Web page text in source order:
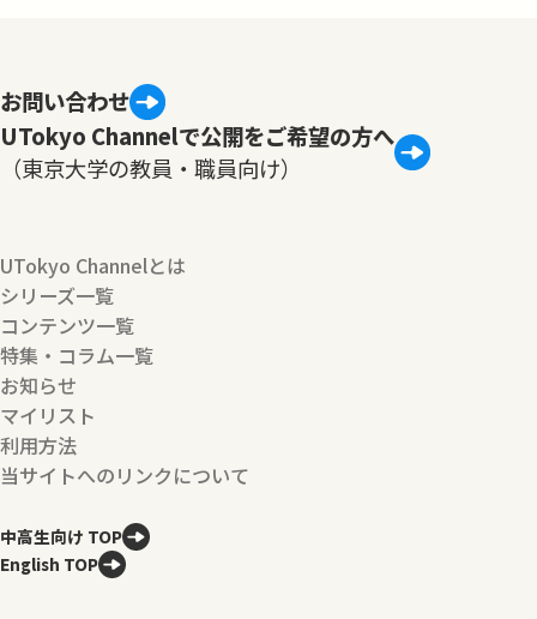
お問い合わせ
UTokyo Channelで公開をご希望の方へ
（東京大学の教員・職員向け）
UTokyo Channelとは
シリーズ一覧
コンテンツ一覧
特集・コラム一覧
お知らせ
マイリスト
利用方法
当サイトへのリンクについて
中高生向け TOP
English TOP